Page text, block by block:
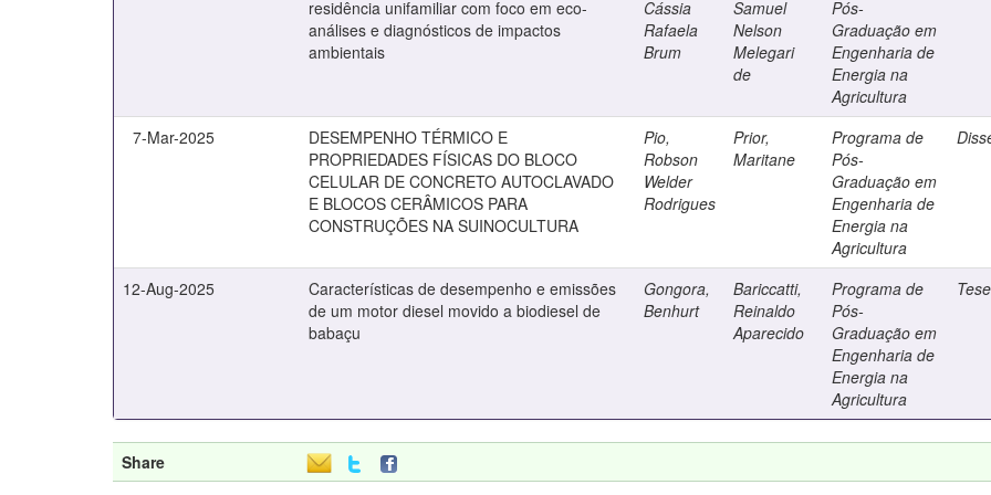
residência unifamiliar com foco em eco-
análises e diagnósticos de impactos
ambientais
Cássia
Rafaela
Brum
Samuel
Nelson
Melegari
de
Pós-
Graduação em
Engenharia de
Energia na
Agricultura
7-Mar-2025
DESEMPENHO TÉRMICO E
PROPRIEDADES FÍSICAS DO BLOCO
CELULAR DE CONCRETO AUTOCLAVADO
E BLOCOS CERÂMICOS PARA
CONSTRUÇÕES NA SUINOCULTURA
Pio,
Robson
Welder
Rodrigues
Prior,
Maritane
Programa de
Pós-
Graduação em
Engenharia de
Energia na
Agricultura
12-Aug-2025
Características de desempenho e emissões
de um motor diesel movido a biodiesel de
babaçu
Gongora,
Benhurt
Bariccatti,
Reinaldo
Aparecido
Programa de
Pós-
Graduação em
Engenharia de
Energia na
Agricultura
Tese
Share